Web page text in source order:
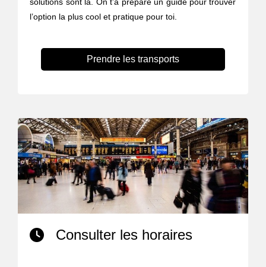
l’option la plus cool et pratique pour toi.
Prendre les transports
Consulter les horaires